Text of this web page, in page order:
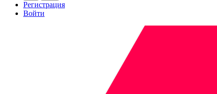
Регистрация
Войти